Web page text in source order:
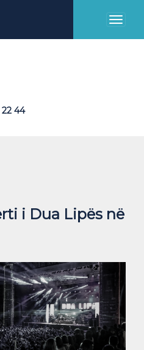
Toggle
44
i Dua Lipës në